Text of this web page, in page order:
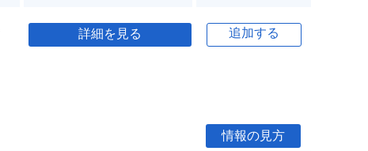
詳細を見る 追加する
情報の見方